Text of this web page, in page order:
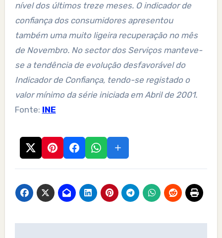
nível dos últimos treze meses. O indicador de
confiança dos consumidores apresentou
também uma muito ligeira recuperação no mês
de Novembro. No sector dos Serviços manteve-
se a tendência de evolução desfavorável do
Indicador de Confiança, tendo-se registado o
valor mínimo da série iniciada em Abril de 2001.
Fonte: INE